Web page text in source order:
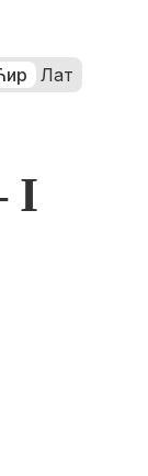
Лат
I